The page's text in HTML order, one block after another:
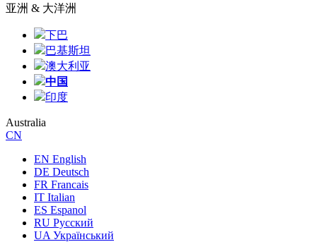
亚洲 & 大洋洲
下巴
巴基斯坦
澳大利亚
中国
印度
Australia
CN
EN English
DE Deutsch
FR Francais
IT Italian
ES Espanol
RU Русский
UA Український